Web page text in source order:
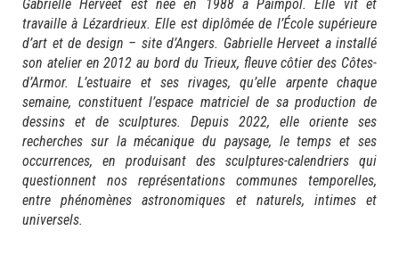
Gabrielle Herveet est née en 1988 à Paimpol. Elle vit et
travaille à Lézardrieux. Elle est diplômée de l’École supérieure
d’art et de design – site d’Angers. Gabrielle Herveet a installé
son atelier en 2012 au bord du Trieux, fleuve côtier des Côtes-
d’Armor. L’estuaire et ses rivages, qu’elle arpente chaque
semaine, constituent l’espace matriciel de sa production de
dessins et de sculptures. Depuis 2022, elle oriente ses
recherches sur la mécanique du paysage, le temps et ses
occurrences, en produisant des sculptures-calendriers qui
questionnent nos représentations communes temporelles,
entre phénomènes astronomiques et naturels, intimes et
universels.